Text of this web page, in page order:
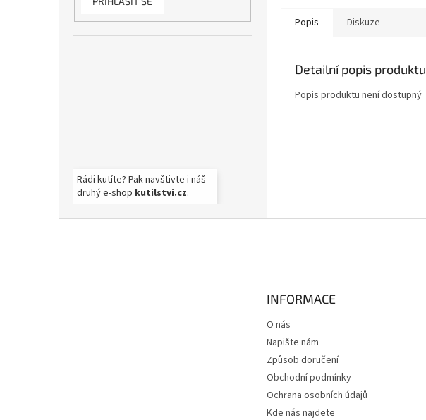
Rádi kutíte? Pak navštivte i náš
druhý e-shop kutilstvi.cz.
Popis Diskuze
Detailní popis produktu
Popis produktu není dostupný
INFORMACE
O nás
Napište nám
Způsob doručení
Obchodní podmínky
Ochrana osobních údajů
Kde nás najdete